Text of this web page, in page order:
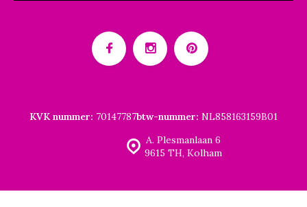
A. Plesmanlaan 6
9615 TH, Kolham
KVK nummer: 70147787btw-nummer: NL858163159B01